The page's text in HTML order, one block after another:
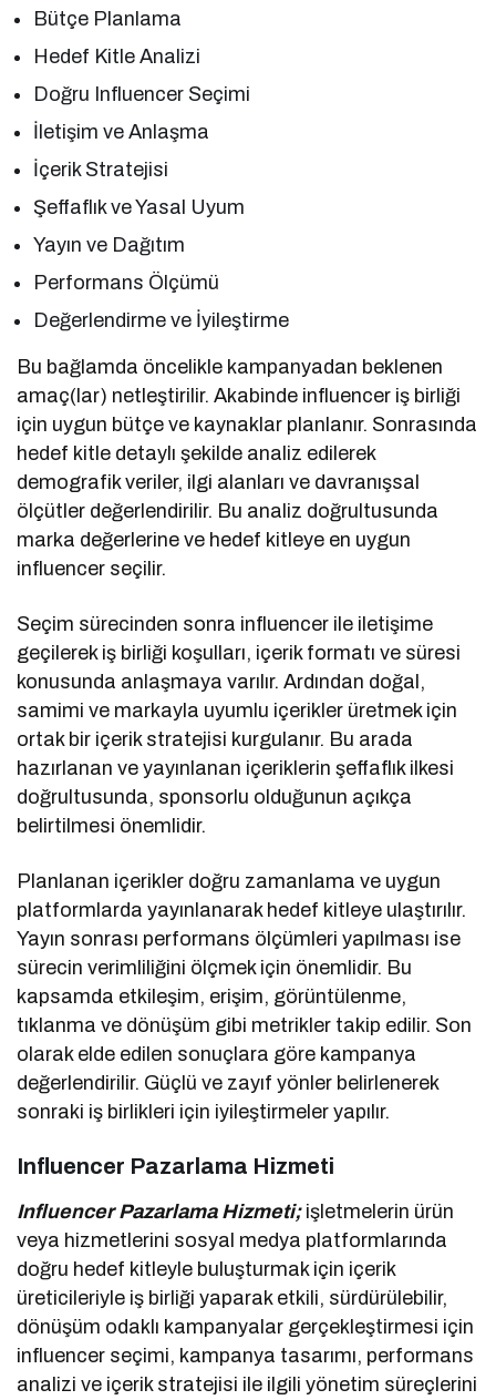
Bütçe Planlama
Hedef Kitle Analizi
Doğru Influencer Seçimi
İletişim ve Anlaşma
İçerik Stratejisi
Şeffaflık ve Yasal Uyum
Yayın ve Dağıtım
Performans Ölçümü
Değerlendirme ve İyileştirme
Bu bağlamda öncelikle kampanyadan beklenen
amaç(lar) netleştirilir. Akabinde influencer iş birliği
için uygun bütçe ve kaynaklar planlanır. Sonrasında
hedef kitle detaylı şekilde analiz edilerek
demografik veriler, ilgi alanları ve davranışsal
ölçütler değerlendirilir. Bu analiz doğrultusunda
marka değerlerine ve hedef kitleye en uygun
influencer seçilir.
Seçim sürecinden sonra influencer ile iletişime
geçilerek iş birliği koşulları, içerik formatı ve süresi
konusunda anlaşmaya varılır. Ardından doğal,
samimi ve markayla uyumlu içerikler üretmek için
ortak bir içerik stratejisi kurgulanır. Bu arada
hazırlanan ve yayınlanan içeriklerin şeffaflık ilkesi
doğrultusunda, sponsorlu olduğunun açıkça
belirtilmesi önemlidir.
Planlanan içerikler doğru zamanlama ve uygun
platformlarda yayınlanarak hedef kitleye ulaştırılır.
Yayın sonrası performans ölçümleri yapılması ise
sürecin verimliliğini ölçmek için önemlidir. Bu
kapsamda etkileşim, erişim, görüntülenme,
tıklanma ve dönüşüm gibi metrikler takip edilir. Son
olarak elde edilen sonuçlara göre kampanya
değerlendirilir. Güçlü ve zayıf yönler belirlenerek
sonraki iş birlikleri için iyileştirmeler yapılır.
Influencer Pazarlama Hizmeti
Influencer Pazarlama Hizmeti;işletmelerin ürün
veya hizmetlerini sosyal medya platformlarında
doğru hedef kitleyle buluşturmak için içerik
üreticileriyle iş birliği yaparak etkili, sürdürülebilir,
dönüşüm odaklı kampanyalar gerçekleştirmesi için
influencer seçimi, kampanya tasarımı, performans
analizi ve içerik stratejisi ile ilgili yönetim süreçlerini